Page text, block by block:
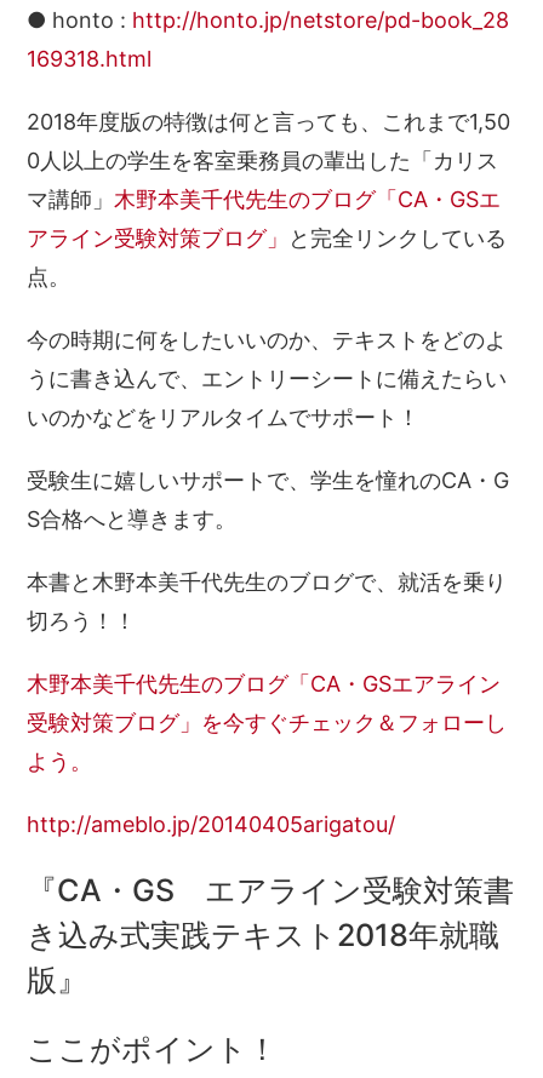
● honto : http://honto.jp/netstore/pd-book_28
169318.html
2018年度版の特徴は何と言っても、これまで1,50
0人以上の学生を客室乗務員の輩出した「カリス
マ講師」 木野本美千代先生のブログ「CA・GSエ
アライン受験対策ブログ」
と完全リンクしている
点。
今の時期に何をしたいいのか、テキストをどのよ
うに書き込んで、エントリーシートに備えたらい
いのかなどをリアルタイムでサポート！
受験生に嬉しいサポートで、学生を憧れのCA・G
S合格へと導きます。
本書と木野本美千代先生のブログで、就活を乗り
切ろう！！
木野本美千代先生のブログ「CA・GSエアライン
受験対策ブログ」を今すぐチェック＆フォローし
よう。
http://ameblo.jp/20140405arigatou/
『CA・GS エアライン受験対策書
き込み式実践テキスト2018年就職
版』
ここがポイント！